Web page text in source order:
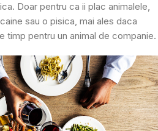
Doar pentru ca ii plac animalele,
sau o pisica, mai ales daca
timp pentru un animal de companie.